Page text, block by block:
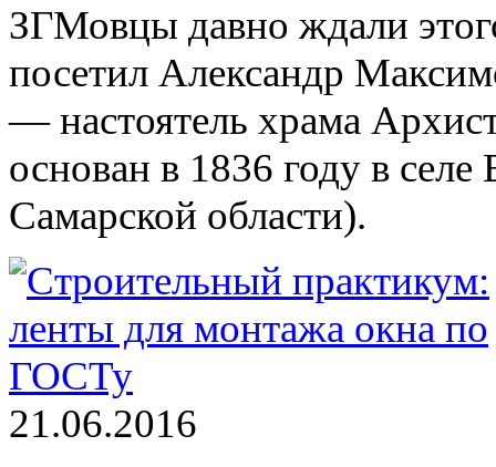
ЗГМовцы давно ждали
посетил Александр
— настоятель храма
основан в 1836 году в селе
Самарской области).
21.06.2016